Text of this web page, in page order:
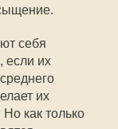
себя
если их
их
как только